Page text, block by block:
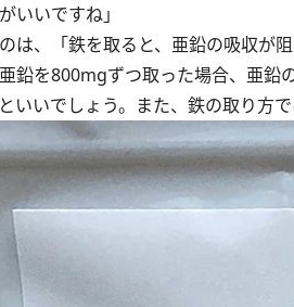
いいですね」
は、「鉄を取ると、亜鉛の吸収が阻
鉛を800mgずつ取った場合、亜鉛
いいでしょう。また、鉄の取り方